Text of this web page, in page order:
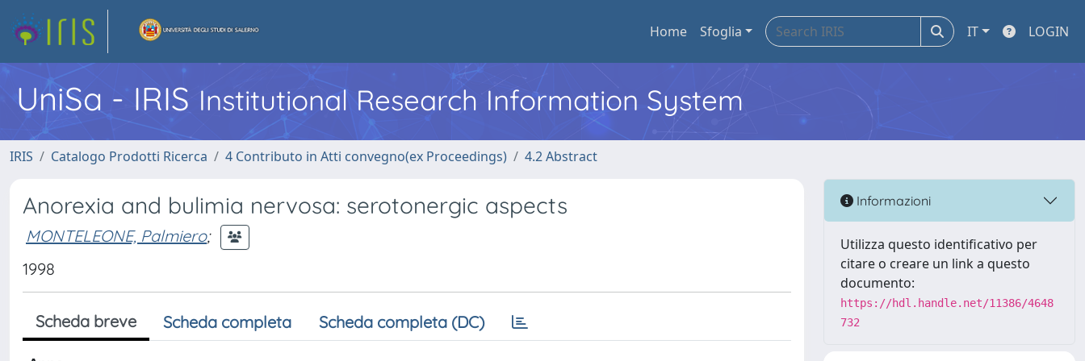
Home Sfoglia IT LOGIN
UniSa - IRIS Institutional Research Information System
IRIS Catalogo Prodotti Ricerca 4 Contributo in Atti convegno(ex Proceedings) 4.2 Abstract
Anorexia and bulimia nervosa: serotonergic aspects
MONTELEONE, Palmiero;
1998
Scheda breve Scheda completa Scheda completa (DC)
Informazioni
Utilizza questo identificativo per
citare o creare un link a questo
documento:
https://hdl.handle.net/11386/4648
732